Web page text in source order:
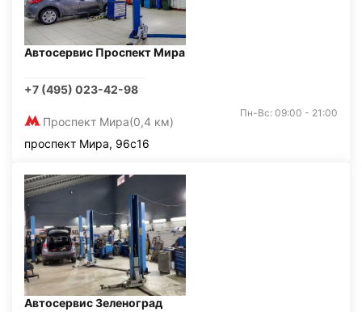
Автосервис Проспект Мира
+7 (495) 023-42-98
Проспект Мира(0,4 км)
Пн-Вс: 09:00 - 21:00
проспект Мира, 96с16
Автосервис Зеленоград